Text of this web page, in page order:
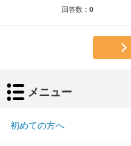
回答数： 0
メニュー
初めての方へ